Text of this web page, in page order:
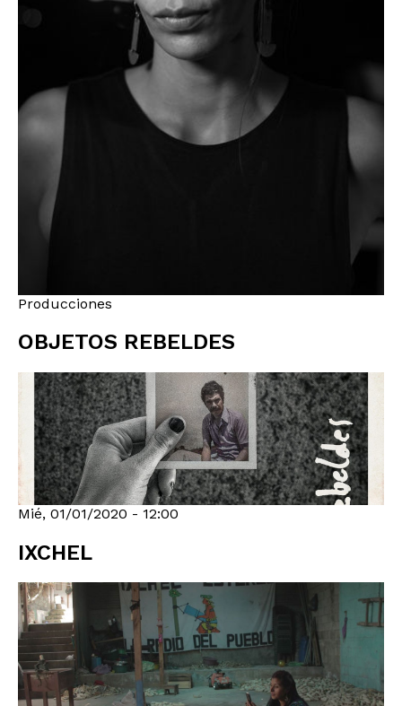
Producciones
OBJETOS REBELDES
Mié, 01/01/2020 - 12:00
IXCHEL